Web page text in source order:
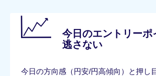
今日のエントリーポ
逃さない
今日の方向感（円安/円高傾向）と押し